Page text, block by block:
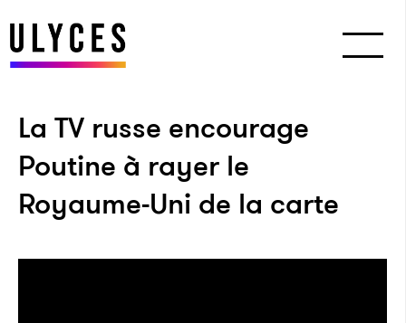
La TV russe encourage
Poutine à rayer le
Royaume-Uni de la carte